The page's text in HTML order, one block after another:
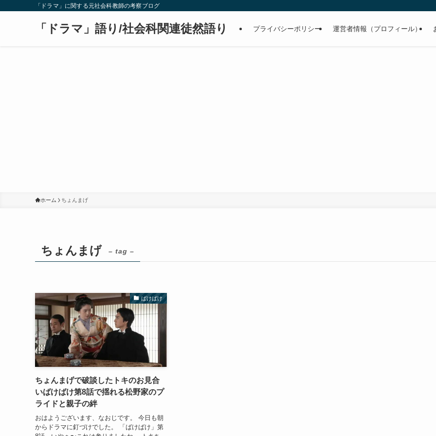
「ドラマ」に関する元社会科教師の考察ブログ
「ドラマ」語り/社会科関連徒然語り プライバシーポリシー 運営者情報（プロフィール）
ホーム ちょんまげ
ちょんまげ – tag –
ばけばけ
ちょんまげで破談したトキのお見合
いばけばけ第8話で揺れる松野家のプ
ライドと親子の絆
おはようございます、なおじです。 今日も朝
からドラマに釘づけでした。 「ばけばけ」第